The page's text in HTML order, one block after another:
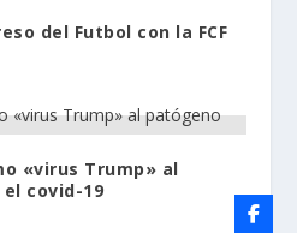
del Futbol con la FCF
«virus Trump» al
covid-19